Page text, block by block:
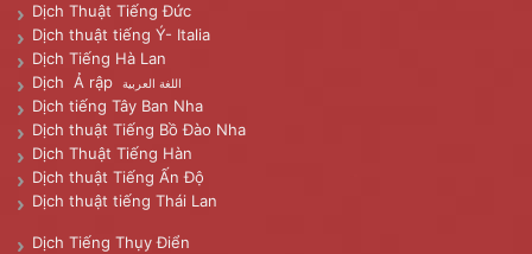
Dịch Thuật Tiếng Đức
Dịch thuật tiếng Ý- Italia
Dịch Tiếng Hà Lan
Dịch Ả rập
اللغة العربية
Dịch tiếng Tây Ban Nha
Dịch thuật Tiếng Bồ Đào Nha
Dịch Thuật Tiếng Hàn
Dịch thuật Tiếng Ấn Độ
Dịch thuật tiếng Thái Lan
Dịch Tiếng Thụy Điển